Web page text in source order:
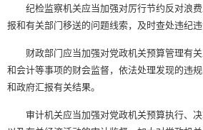
纪检监察机关应当加强对厉行节约反对浪费
报和有关部门移送的问题线索，及时查处违纪违
财政部门应当加强对党政机关预算管理有关
和会计等事项的财会监督，依法处理发现的违
和政府汇报有关结果。
审计机关应当加强对党政机关预算执行、决